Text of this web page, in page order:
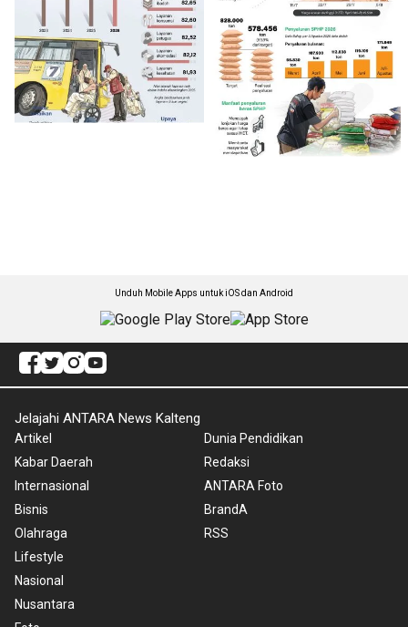
Unduh Mobile Apps untuk iOS dan Android
Jelajahi ANTARA News Kalteng
Artikel
Kabar Daerah
Internasional
Bisnis
Olahraga
Lifestyle
Nasional
Nusantara
Dunia Pendidikan
Redaksi
ANTARA Foto
BrandA
RSS